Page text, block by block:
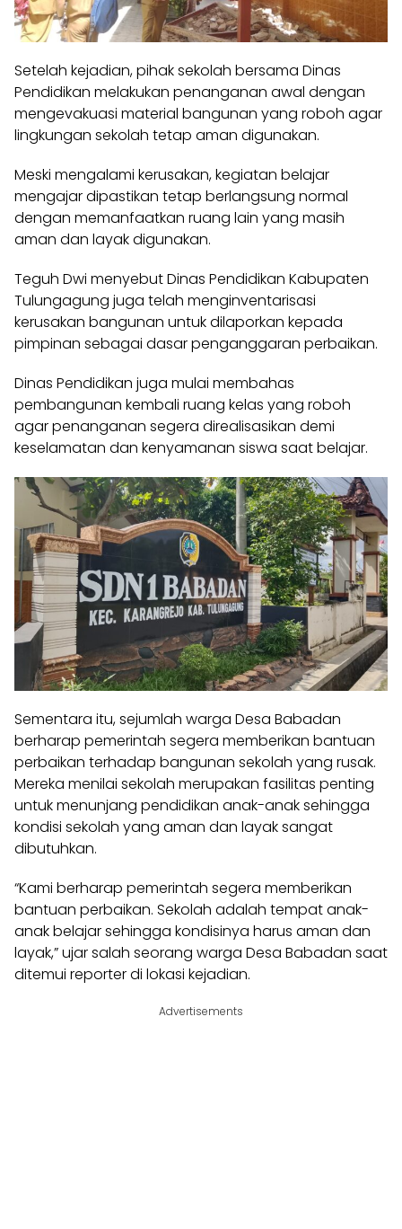
Setelah kejadian, pihak sekolah bersama Dinas
Pendidikan melakukan penanganan awal dengan
mengevakuasi material bangunan yang roboh agar
lingkungan sekolah tetap aman digunakan.
Meski mengalami kerusakan, kegiatan belajar
mengajar dipastikan tetap berlangsung normal
dengan memanfaatkan ruang lain yang masih
aman dan layak digunakan.
Teguh Dwi menyebut Dinas Pendidikan Kabupaten
Tulungagung juga telah menginventarisasi
kerusakan bangunan untuk dilaporkan kepada
pimpinan sebagai dasar penganggaran perbaikan.
Dinas Pendidikan juga mulai membahas
pembangunan kembali ruang kelas yang roboh
agar penanganan segera direalisasikan demi
keselamatan dan kenyamanan siswa saat belajar.
Sementara itu, sejumlah warga Desa Babadan
berharap pemerintah segera memberikan bantuan
perbaikan terhadap bangunan sekolah yang rusak.
Mereka menilai sekolah merupakan fasilitas penting
untuk menunjang pendidikan anak-anak sehingga
kondisi sekolah yang aman dan layak sangat
dibutuhkan.
“Kami berharap pemerintah segera memberikan
bantuan perbaikan. Sekolah adalah tempat anak-
anak belajar sehingga kondisinya harus aman dan
layak,” ujar salah seorang warga Desa Babadan saat
ditemui reporter di lokasi kejadian.
Advertisements